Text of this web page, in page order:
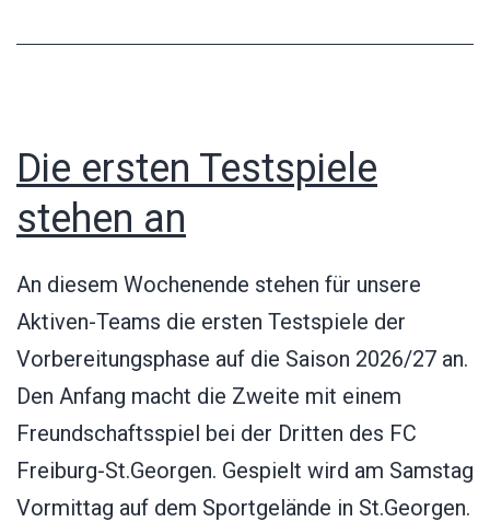
Die ersten Testspiele
stehen an
An diesem Wochenende stehen für unsere
Aktiven-Teams die ersten Testspiele der
Vorbereitungsphase auf die Saison 2026/27 an.
Den Anfang macht die Zweite mit einem
Freundschaftsspiel bei der Dritten des FC
Freiburg-St.Georgen. Gespielt wird am Samstag
Vormittag auf dem Sportgelände in St.Georgen.